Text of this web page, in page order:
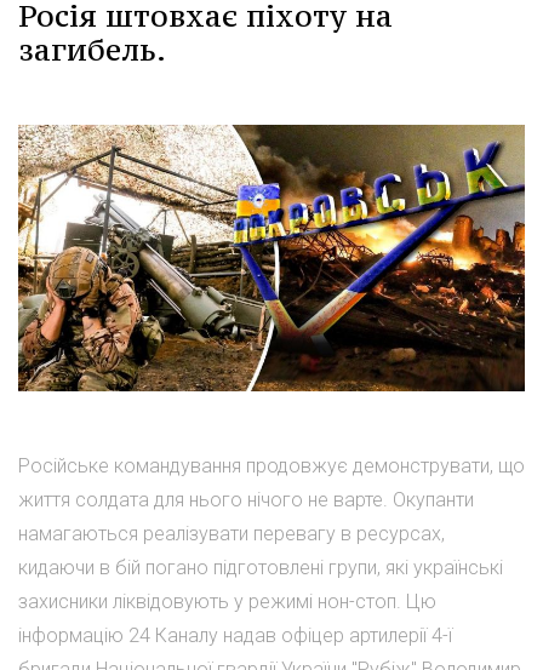
Росія штовхає піхоту на
загибель.
Російське командування продовжує демонструвати, що
життя солдата для нього нічого не варте. Окупанти
намагаються реалізувати перевагу в ресурсах,
кидаючи в бій погано підготовлені групи, які українські
захисники ліквідовують у режимі нон-стоп. Цю
інформацію 24 Каналу надав офіцер артилерії 4-ї